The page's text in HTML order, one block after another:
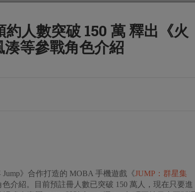
人數突破 150 萬 釋出《火
等參戰角色介紹
》合作打造的 MOBA 手機遊戲《JUMP：群星集
介紹。目前預註冊人數已突破 150 萬人，現在只要進